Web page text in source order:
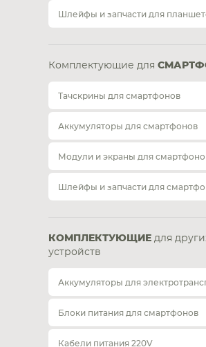
Шлейфы и запчасти для
Комплектующие для
Тачскрины для смартфонов
Аккумуляторы для смартфонов
Модули и экраны для
Шлейфы и запчасти для
КОМПЛЕКТУЮЩИЕ для
устройств
Аккумуляторы для
Блоки питания для смартфонов
Кабели питания 220V